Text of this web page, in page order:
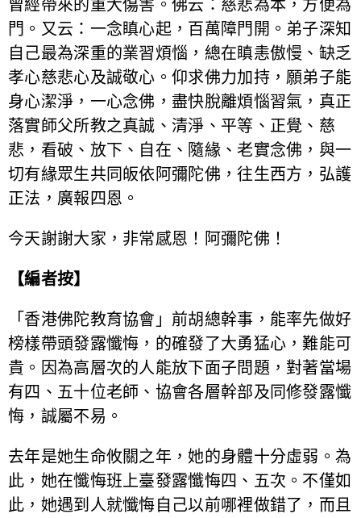
曾經帶來的重大傷害。佛云：慈悲為本，方便為
門。又云：一念瞋心起，百萬障門開。弟子深知
自己最為深重的業習煩惱，總在瞋恚傲慢、缺乏
孝心慈悲心及誠敬心。仰求佛力加持，願弟子能
身心潔淨，一心念佛，盡快脫離煩惱習氣，真正
落實師父所教之真誠、清淨、平等、正覺、慈
悲，看破、放下、自在、隨緣、老實念佛，與一
切有緣眾生共同皈依阿彌陀佛，往生西方，弘護
正法，廣報四恩。
今天謝謝大家，非常感恩！阿彌陀佛！
【編者按】
「香港佛陀教育協會」前胡總幹事，能率先做好
榜樣帶頭發露懺悔，的確發了大勇猛心，難能可
貴。因為高層次的人能放下面子問題，對著當場
有四、五十位老師、協會各層幹部及同修發露懺
悔，誠屬不易。
去年是她生命攸關之年，她的身體十分虛弱。為
此，她在懺悔班上臺發露懺悔四、五次。不僅如
此，她遇到人就懺悔自己以前哪裡做錯了，而且